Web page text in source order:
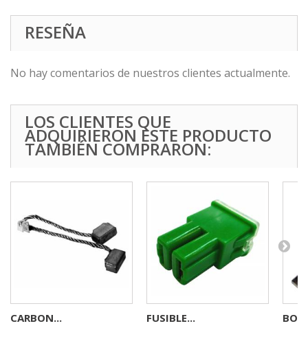
RESEÑA
No hay comentarios de nuestros clientes actualmente.
LOS CLIENTES QUE
ADQUIRIERON ESTE PRODUCTO
TAMBIÉN COMPRARON:
CARBON... FUSIBLE...